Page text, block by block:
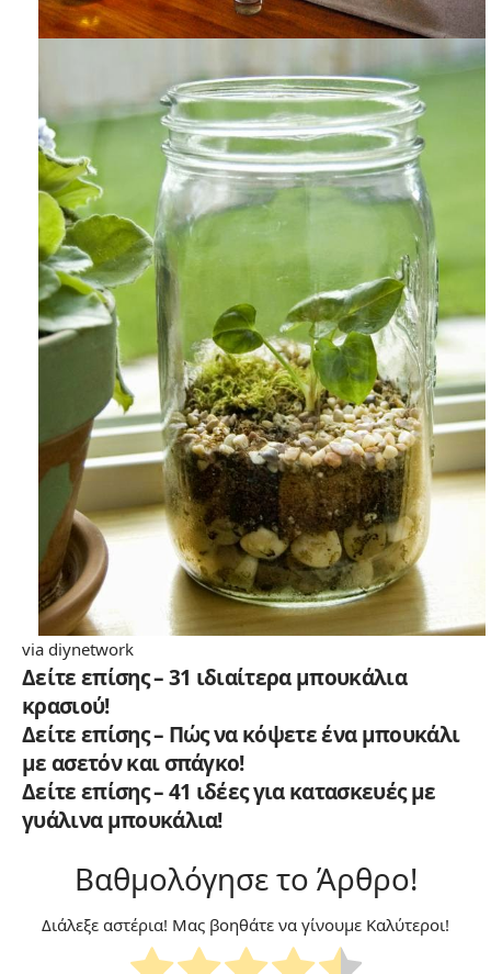
via diynetwork
Δείτε επίσης – 31 ιδιαίτερα μπουκάλια
κρασιού!
Δείτε επίσης – Πώς να κόψετε ένα μπουκάλι
με ασετόν και σπάγκο!
Δείτε επίσης – 41 ιδέες για κατασκευές με
γυάλινα μπουκάλια!
Βαθμολόγησε το Άρθρο!
Διάλεξε αστέρια! Μας βοηθάτε να γίνουμε Καλύτεροι!